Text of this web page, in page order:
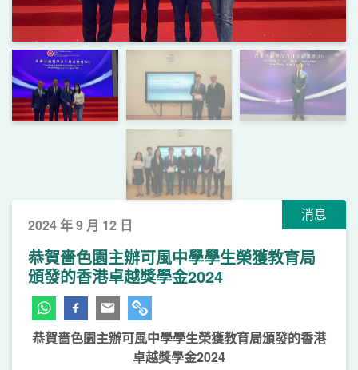
消息
2024 年 9 月 12 日
恭賀嗇色園主辦可風中學學生榮獲教育局
頒發的香港卓越獎學金2024
恭賀嗇色園主辦可風中學學生榮獲教育局頒發的香港
卓越獎學金2024